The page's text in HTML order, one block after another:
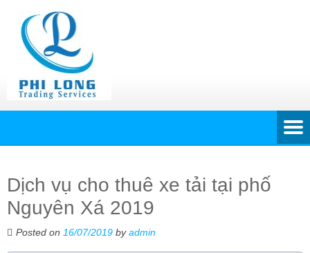
Dịch vụ cho thuê xe tải tại phố
Nguyên Xá 2019
Posted on 16/07/2019 byadmin